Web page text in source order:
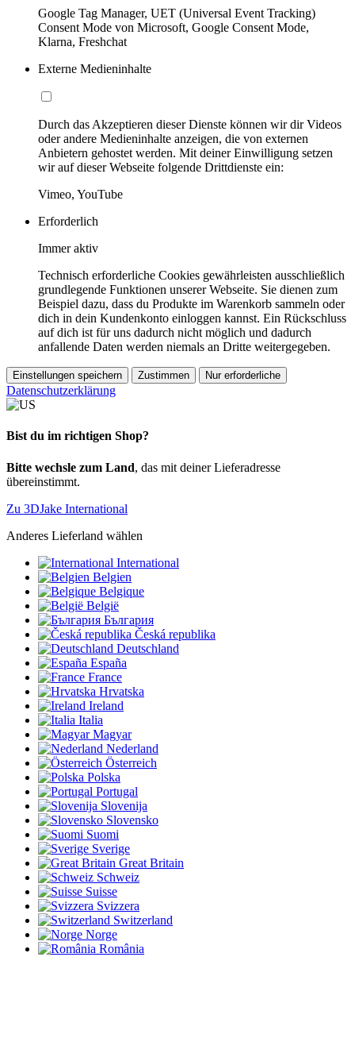
Google Tag Manager, UET (Universal Event Tracking)
Consent Mode von Microsoft, Google Consent Mode,
Klarna, Freshchat
Externe Medieninhalte
Durch das Akzeptieren dieser Dienste können wir dir Videos
oder andere Medieninhalte anzeigen, die von externen
Anbietern gehostet werden. Mit deiner Einwilligung setzen
wir auf dieser Webseite folgende Drittdienste ein:
Vimeo, YouTube
Erforderlich
Immer aktiv
Technisch erforderliche Cookies gewährleisten ausschließlich
grundlegende Funktionen unserer Webseite. Sie dienen zum
Beispiel dazu, dass du Produkte im Warenkorb sammeln oder
dich in dein Kundenkonto einloggen kannst. Ein Rückschluss
auf dich ist für uns dadurch nicht möglich und dadurch
anfallende Daten werden niemals an Dritte weitergegeben.
Einstellungen speichern Zustimmen Nur erforderliche
Datenschutzerklärung
Bist du im richtigen Shop?
Bitte wechsle zum Land, das mit deiner Lieferadresse
übereinstimmt.
Zu 3DJake International
Anderes Lieferland wählen
International
Belgien
Belgique
België
България
Česká republika
Deutschland
España
France
Hrvatska
Ireland
Italia
Magyar
Nederland
Österreich
Polska
Portugal
Slovenija
Slovensko
Suomi
Sverige
Great Britain
Schweiz
Suisse
Svizzera
Switzerland
Norge
România